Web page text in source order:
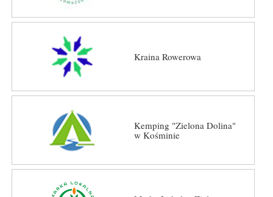
Kraina Rowerowa
Kemping "Zielona Dolina"
w Kośminie